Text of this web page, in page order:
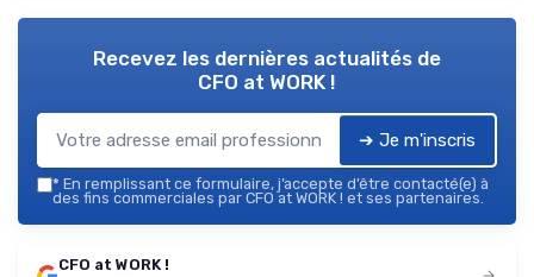
Recevez les dernières actualités de
CFO at WORK !
➔ Je m'inscris
* En remplissant ce formulaire, j’accepte d’être contacté(e) à
des fins commerciales par CFO at WORK ! et ses partenaires.
CFO at WORK !